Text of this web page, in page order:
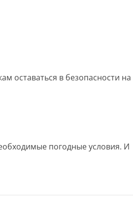
оставаться в безопасности на
погодные условия. И